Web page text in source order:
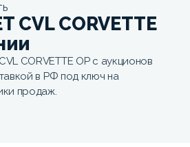
CVL CORVETTE
CORVETTE OP с аукционов
в РФ под ключ на
продаж.